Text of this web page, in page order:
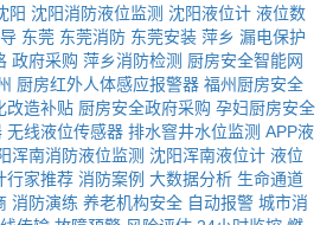
阳 沈阳消防液位监测 沈阳液位计 液位数
东莞 东莞消防 东莞安装 萍乡 漏电保护
政府采购 萍乡消防检测 厨房安全智能网
厨房红外人体感应报警器 福州厨房安全
改造补贴 厨房安全政府采购 孕妇厨房安全
无线液位传感器 排水窨井水位监测 APP液
浑南消防液位监测 沈阳浑南液位计 液位
行家推荐 消防案例 大数据分析 生命通道
消防演练 养老机构安全 自动报警 城市消